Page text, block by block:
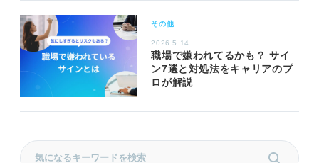
その他
2026.5.14
職場で嫌われてるかも？ サイ
ン7選と対処法をキャリアのプ
ロが解説